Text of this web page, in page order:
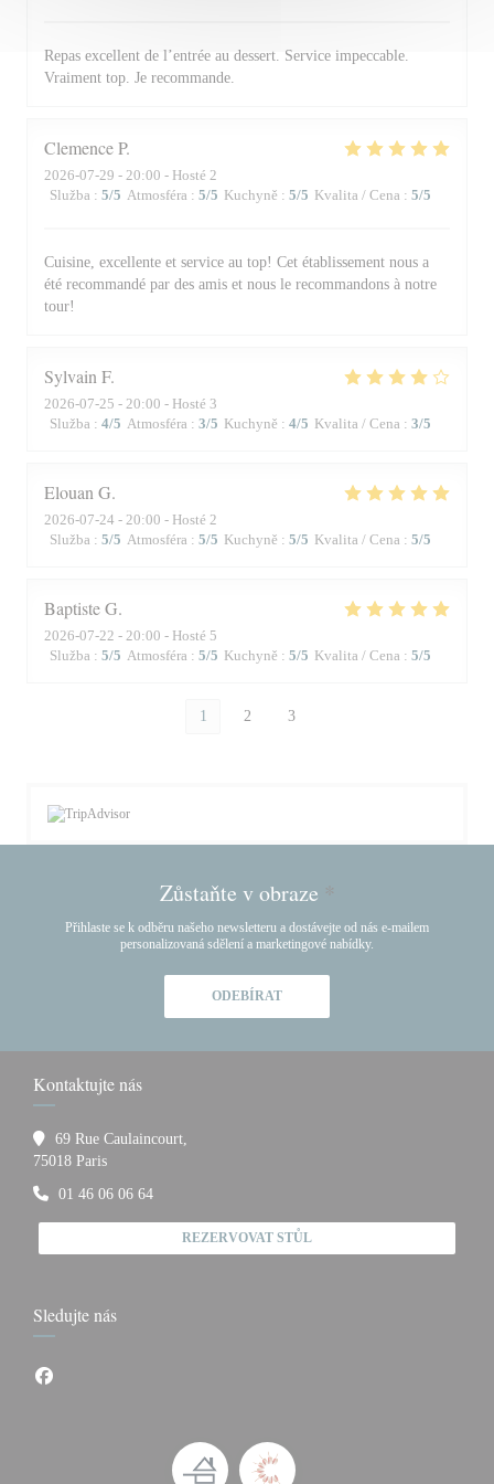
Repas excellent de l’entrée au dessert. Service impeccable.
Vraiment top. Je recommande.
ClemenceP
2026-07-29 - 20:00 - Hosté 2
Služba : 5/5 Atmosféra : 5/5 Kuchyně : 5/5 Kvalita / Cena : 5/5
Cuisine, excellente et service au top! Cet établissement nous a
été recommandé par des amis et nous le recommandons à notre
tour!
Sylvain F
2026-07-25 - 20:00 - Hosté 3
Služba : 4/5 Atmosféra : 3/5 Kuchyně : 4/5 Kvalita / Cena : 3/5
Elouan G
2026-07-24 - 20:00 - Hosté 2
Služba : 5/5 Atmosféra : 5/5 Kuchyně : 5/5 Kvalita / Cena : 5/5
BaptisteG
2026-07-22 - 20:00 - Hosté 5
Služba : 5/5 Atmosféra : 5/5 Kuchyně : 5/5 Kvalita / Cena : 5/5
1 2 3
Zůstaňte v obraze *
Přihlaste se k odběru našeho newsletteru a dostávejte od nás e-mailem
personalizovaná sdělení a marketingové nabídky.
ODEBÍRAT
Kontaktujte nás
69 Rue Caulaincourt,
75018 Paris((otevře se v novém okně))
01 46 06 06 64
REZERVOVAT STŮL
Sledujte nás
Facebook ((otevře se v novém okně))